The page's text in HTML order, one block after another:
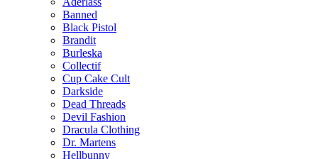
Banned
Black Pistol
Brandit
Burleska
Collectif
Cup Cake Cult
Darkside
Dead Threads
Devil Fashion
Dracula Clothing
Dr. Martens
Hellbunny